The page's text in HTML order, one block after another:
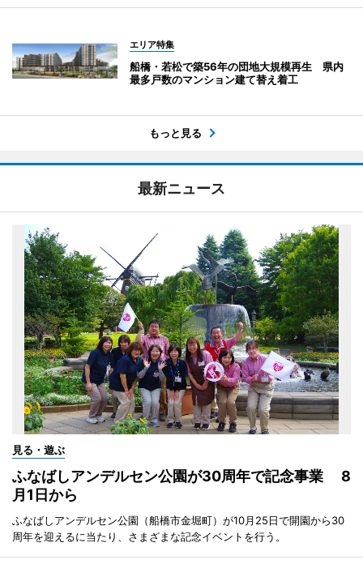
エリア特集
船橋・若松で築56年の団地大規模再生 県内
最多戸数のマンション建て替え着工
もっと見る
最新ニュース
見る・遊ぶ
ふなばしアンデルセン公園が30周年で記念事業 8
月1日から
ふなばしアンデルセン公園（船橋市金堀町）が10月25日で開園から30
周年を迎えるに当たり、さまざまな記念イベントを行う。